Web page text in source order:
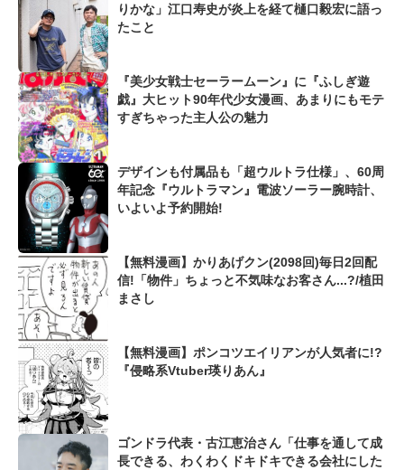
りかな」江口寿史が炎上を経て樋口毅宏に語っ
たこと
『美少女戦士セーラームーン』に『ふしぎ遊
戯』大ヒット90年代少女漫画、あまりにもモテ
すぎちゃった主人公の魅力
デザインも付属品も「超ウルトラ仕様」、60周
年記念『ウルトラマン』電波ソーラー腕時計、
いよいよ予約開始!
【無料漫画】かりあげクン(2098回)毎日2回配
信!「物件」ちょっと不気味なお客さん...?/植田
まさし
【無料漫画】ポンコツエイリアンが人気者に!?
『侵略系Vtuber瑛りあん』
ゴンドラ代表・古江恵治さん「仕事を通して成
長できる、わくわくドキドキできる会社にした